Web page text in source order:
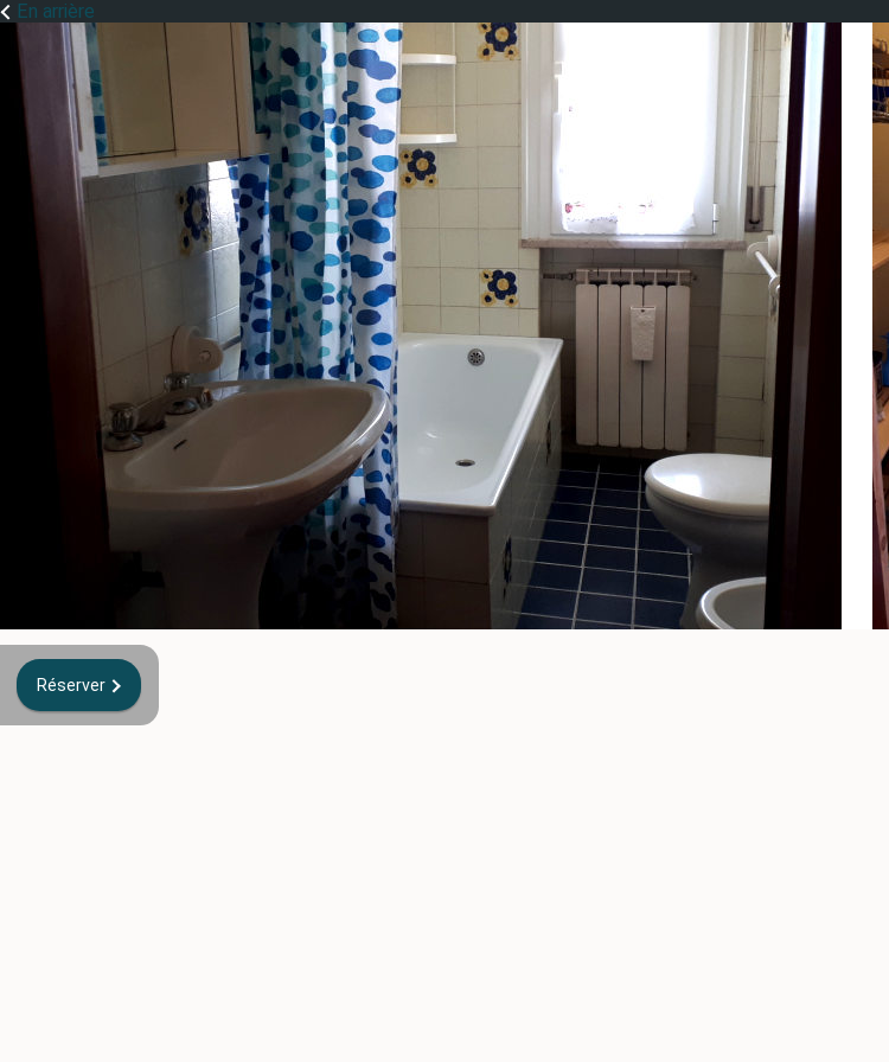
En arrière
Réserver